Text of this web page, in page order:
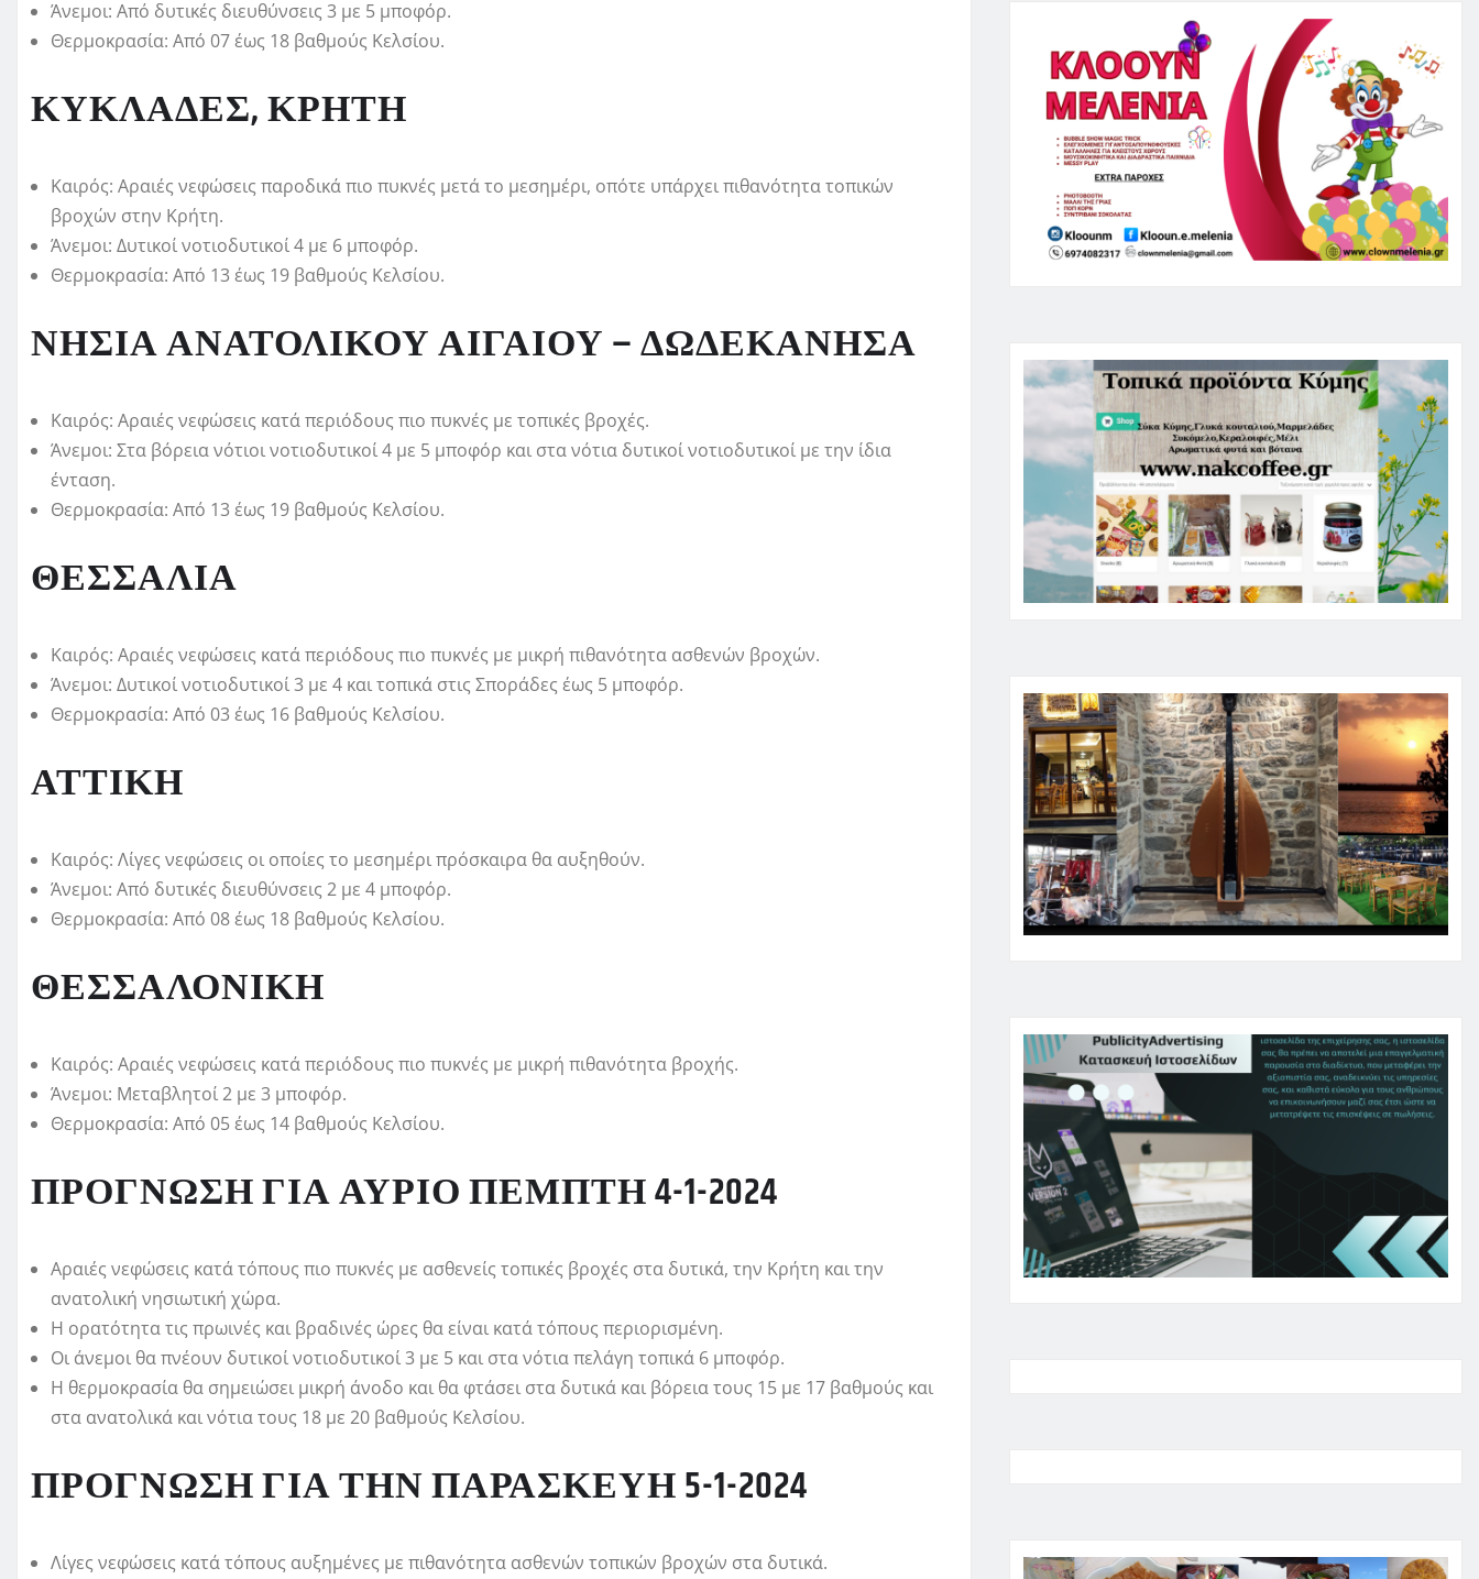
Άνεμοι: Από δυτικές διευθύνσεις 3 με 5 μποφόρ.
Θερμοκρασία: Από 07 έως 18 βαθμούς Κελσίου.
ΚΥΚΛΑΔΕΣ, ΚΡΗΤΗ
Καιρός: Αραιές νεφώσεις παροδικά πιο πυκνές μετά το μεσημέρι, οπότε υπάρχει πιθανότητα τοπικών
βροχών στην Κρήτη.
Άνεμοι: Δυτικοί νοτιοδυτικοί 4 με 6 μποφόρ.
Θερμοκρασία: Από 13 έως 19 βαθμούς Κελσίου.
ΝΗΣΙΑ ΑΝΑΤΟΛΙΚΟΥ ΑΙΓΑΙΟΥ – ΔΩΔΕΚΑΝΗΣΑ
Καιρός: Αραιές νεφώσεις κατά περιόδους πιο πυκνές με τοπικές βροχές.
Άνεμοι: Στα βόρεια νότιοι νοτιοδυτικοί 4 με 5 μποφόρ και στα νότια δυτικοί νοτιοδυτικοί με την ίδια
ένταση.
Θερμοκρασία: Από 13 έως 19 βαθμούς Κελσίου.
ΘΕΣΣΑΛΙΑ
Καιρός: Αραιές νεφώσεις κατά περιόδους πιο πυκνές με μικρή πιθανότητα ασθενών βροχών.
Άνεμοι: Δυτικοί νοτιοδυτικοί 3 με 4 και τοπικά στις Σποράδες έως 5 μποφόρ.
Θερμοκρασία: Από 03 έως 16 βαθμούς Κελσίου.
ΑΤΤΙΚΗ
Καιρός: Λίγες νεφώσεις οι οποίες το μεσημέρι πρόσκαιρα θα αυξηθούν.
Άνεμοι: Από δυτικές διευθύνσεις 2 με 4 μποφόρ.
Θερμοκρασία: Από 08 έως 18 βαθμούς Κελσίου.
ΘΕΣΣΑΛΟΝΙΚΗ
Καιρός: Αραιές νεφώσεις κατά περιόδους πιο πυκνές με μικρή πιθανότητα βροχής.
Άνεμοι: Μεταβλητοί 2 με 3 μποφόρ.
Θερμοκρασία: Από 05 έως 14 βαθμούς Κελσίου.
ΠΡΟΓΝΩΣΗ ΓΙΑ ΑΥΡΙΟ ΠΕΜΠΤΗ 4-1-2024
Αραιές νεφώσεις κατά τόπους πιο πυκνές με ασθενείς τοπικές βροχές στα δυτικά, την Κρήτη και την
ανατολική νησιωτική χώρα.
Η ορατότητα τις πρωινές και βραδινές ώρες θα είναι κατά τόπους περιορισμένη.
Οι άνεμοι θα πνέουν δυτικοί νοτιοδυτικοί 3 με 5 και στα νότια πελάγη τοπικά 6 μποφόρ.
Η θερμοκρασία θα σημειώσει μικρή άνοδο και θα φτάσει στα δυτικά και βόρεια τους 15 με 17 βαθμούς και
στα ανατολικά και νότια τους 18 με 20 βαθμούς Κελσίου.
ΠΡΟΓΝΩΣΗ ΓΙΑ ΤΗΝ ΠΑΡΑΣΚΕΥΗ 5-1-2024
Λίγες νεφώσεις κατά τόπους αυξημένες με πιθανότητα ασθενών τοπικών βροχών στα δυτικά.